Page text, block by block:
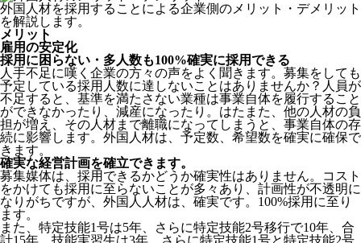
外国人材を採用することによる企業側のメリット・デメリット
を解説します。
メリット
雇用の安定化
採用に困らない・多人数も100%確実に採用できる
人手不足に嘆く企業の方々の声をよく聞きます。募集をしても
予定している採用人数に達しないことはありませんか？人員が
不足すると、基準を満たさない業種は事業自体を履行すること
ができなかったり、減産になったり。はたまた、他の人材の負
担が増え、その人材まで離職になってしまうと、事業自体の存
続に影響します。 外国人材は、予定数、希望数を確実に確保で
きます。
確実な経営計画を確立できます。
募集媒体は、採用できるかどうか確実性はありません。コスト
をかけても採用に至らないことが多々あり、計画性が不透明に
なりがちですが、外国人人材は、確実です。100%採用に至り
ます。
また、特定技能1号は5年、さらに特定技能2号移行で10年、合
計15年、技能実習生は3年、さらに特定技能1号と特定技能2号